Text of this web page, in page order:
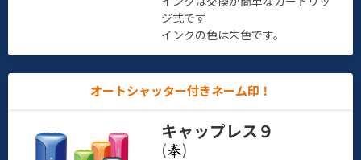
ジ式です
インクの色は朱色です。
オートシャッター付きネーム印！
キャップレス９
(
)